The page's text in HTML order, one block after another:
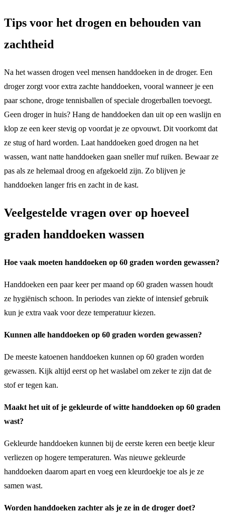
Tips voor het drogen en behouden van
zachtheid
Na het wassen drogen veel mensen handdoeken in de droger. Een
droger zorgt voor extra zachte handdoeken, vooral wanneer je een
paar schone, droge tennisballen of speciale drogerballen toevoegt.
Geen droger in huis? Hang de handdoeken dan uit op een waslijn en
klop ze een keer stevig op voordat je ze opvouwt. Dit voorkomt dat
ze stug of hard worden. Laat handdoeken goed drogen na het
wassen, want natte handdoeken gaan sneller muf ruiken. Bewaar ze
pas als ze helemaal droog en afgekoeld zijn. Zo blijven je
handdoeken langer fris en zacht in de kast.
Veelgestelde vragen over op hoeveel
graden handdoeken wassen
Hoe vaak moeten handdoeken op 60 graden worden gewassen?
Handdoeken een paar keer per maand op 60 graden wassen houdt
ze hygiënisch schoon. In periodes van ziekte of intensief gebruik
kun je extra vaak voor deze temperatuur kiezen.
Kunnen alle handdoeken op 60 graden worden gewassen?
De meeste katoenen handdoeken kunnen op 60 graden worden
gewassen. Kijk altijd eerst op het waslabel om zeker te zijn dat de
stof er tegen kan.
Maakt het uit of je gekleurde of witte handdoeken op 60 graden
wast?
Gekleurde handdoeken kunnen bij de eerste keren een beetje kleur
verliezen op hogere temperaturen. Was nieuwe gekleurde
handdoeken daarom apart en voeg een kleurdoekje toe als je ze
samen wast.
Worden handdoeken zachter als je ze in de droger doet?